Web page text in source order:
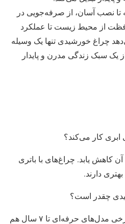
تا نصب آسان، از صرفه‌جویی در
از محیط زیست تا عملکرد
چراغ خورشیدی تنها یک وسیله
یک سبک زندگی مدرن و پایدار
کاهش یابد. چراغ‌های با باتری
دارند.
به‌طور متوسط ۳ تا ۵ سال؛ برخی مدل‌های حرفه‌ای تا ۷ سال هم